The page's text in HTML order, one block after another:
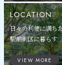
LOCATION
日々の利便に満ち
駅前街区に暮らす
VIEW MORE